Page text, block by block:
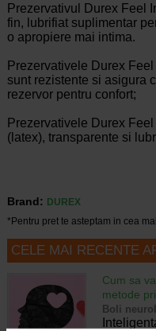
Prezervativul Durex Feel
fin, lubrifiat suplimentar
o apropiere mai intima.
Prezervativele Durex
sunt rezistente si asigura
rezervor pentru confort;
Prezervativele Durex
(latex), transparente si
Brand:
DUREX
*Pentru pret te asteptam in cea
CELE MAI RECENTE
Cum sa
metode
Boli